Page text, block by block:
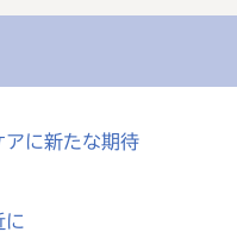
に新たな期待
に